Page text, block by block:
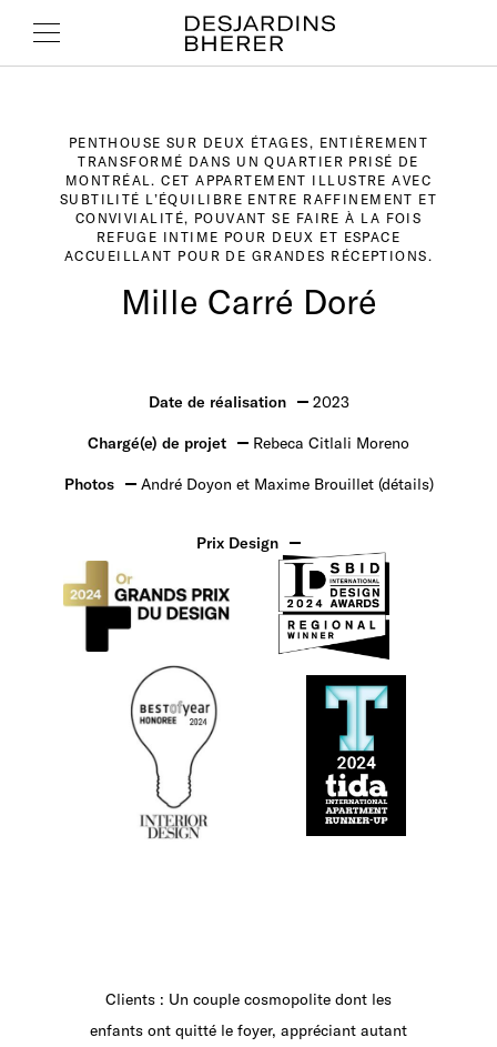
PENTHOUSE SUR DEUX ÉTAGES, ENTIÈREMENT
TRANSFORMÉ DANS UN QUARTIER PRISÉ DE
MONTRÉAL. CET APPARTEMENT ILLUSTRE AVEC
SUBTILITÉ L’ÉQUILIBRE ENTRE RAFFINEMENT ET
CONVIVIALITÉ, POUVANT SE FAIRE À LA FOIS
REFUGE INTIME POUR DEUX ET ESPACE
ACCUEILLANT POUR DE GRANDES RÉCEPTIONS.
Mille Carré Doré
Date de réalisation 2023
Chargé(e) de projet Rebeca Citlali Moreno
Photos André Doyon et Maxime Brouillet (détails)
Prix Design
Clients : Un couple cosmopolite dont les
enfants ont quitté le foyer, appréciant autant